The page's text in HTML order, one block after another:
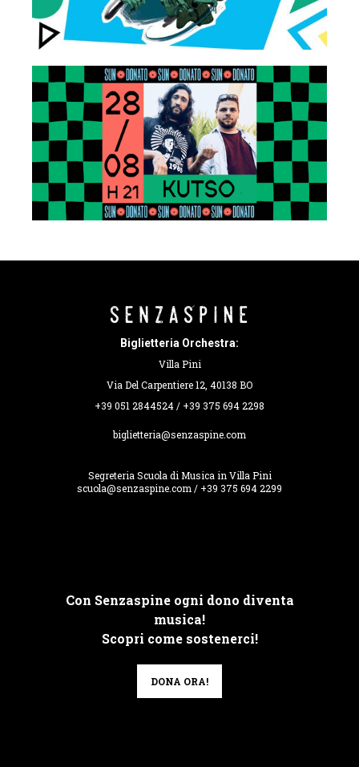
Biglietteria Orchestra:
Villa Pini
Via Del Carpentiere 12, 40138 BO
+39 051 2844524 / +39 375 694 2298
biglietteria@senzaspine.com
Segreteria Scuola di Musica in Villa Pini
scuola@senzaspine.com / +39 375 694 2299
Con Senzaspine ogni dono diventa
musica!
Scopri come sostenerci!
DONA ORA!